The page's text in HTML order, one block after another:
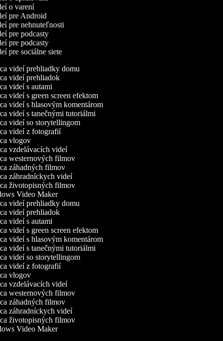
o varení
pre Android
pre nehnuteľnosti
pre podcasty
pre podcasty
pre sociálne siete
videí prehliadky domu
videí prehliadok
videí s autami
videí s green screen efektom
videí s hlasovým komentárom
videí s tanečnými tutoriálmi
videí so storytellingom
videí z fotografií
vlogov
vzdelávacích videí
westernových filmov
záhadných filmov
záhradníckych videí
životopisných filmov
Video Maker
videí prehliadky domu
videí prehliadok
videí s autami
videí s green screen efektom
videí s hlasovým komentárom
videí s tanečnými tutoriálmi
videí so storytellingom
videí z fotografií
vlogov
vzdelávacích videí
westernových filmov
záhadných filmov
záhradníckych videí
životopisných filmov
Video Maker